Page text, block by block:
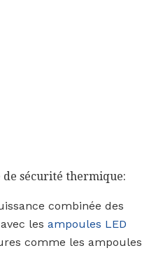
de sécurité thermique:
combinée des
les ampoules LED
comme les ampoules